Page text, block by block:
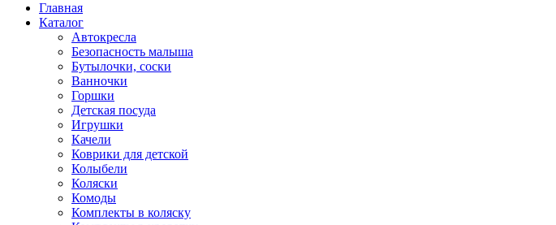
Главная
Каталог
Автокресла
Безопасность малыша
Бутылочки, соски
Ванночки
Горшки
Детская посуда
Игрушки
Качели
Коврики для детской
Колыбели
Коляски
Комоды
Комплекты в коляску